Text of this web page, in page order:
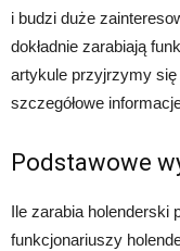
i budzi duże
dokładnie zarabiają
artykule przyjrzymy
szczegółowe
Podstawowe
Ile zarabia holenderski
funkcjonariuszy